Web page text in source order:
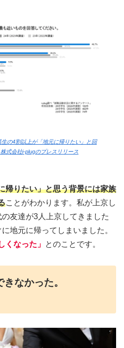
の4割以上が「地元に帰りたい」と回
式会社i-plugのプレスリリース
帰りたい」と思う背景には家族
ことがわかります。私が上京し
友達が3人上京してきました
地元に帰ってしまいました。
くなった」 とのことです。
きなかった。